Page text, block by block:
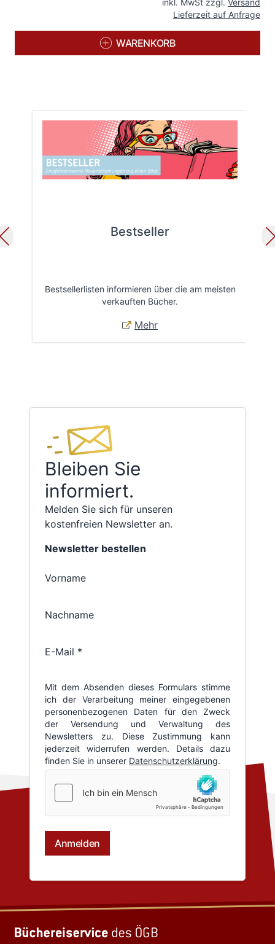
inkl. MwSt zzgl. Versand
Lieferzeit auf Anfrage
WARENKORB
Bestseller
Bestsellerlisten informieren über die am meisten
verkauften Bücher.
Mehr
Bleiben Sie
informiert.
Melden Sie sich für unseren
kostenfreien Newsletter an.